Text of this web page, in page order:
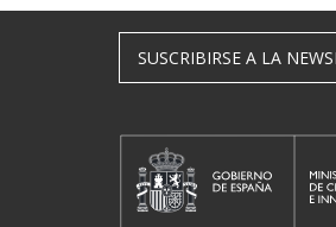
SUSCRIBIRSE A LA